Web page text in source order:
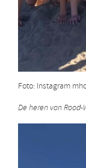
Foto: Instagram
De heren van